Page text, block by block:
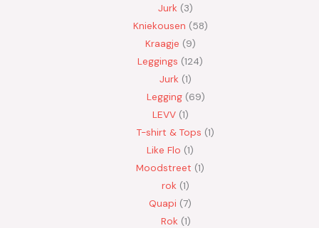
Jurk 3
Kniekousen 58
Kraagje 9
Leggings 124
Jurk 1
Legging 69
LEVV 1
T-shirt & Tops 1
Like Flo 1
Moodstreet 1
rok 1
Quapi 7
Rok 1